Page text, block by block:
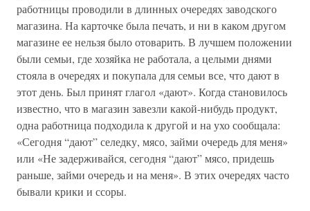
работницы проводили в длинных очередях заводского
магазина. На карточке была печать, и ни в каком другом
магазине ее нельзя было отоварить. В лучшем положении
были семьи, где хозяйка не работала, а целыми днями
стояла в очередях и покупала для семьи все, что дают в
этот день. Был принят глагол «дают». Когда становилось
известно, что в магазин завезли какой-нибудь продукт,
одна работница подходила к другой и на ухо сообщала:
«Сегодня “дают” селедку, мясо, займи очередь для меня»
или «Не задерживайся, сегодня “дают” мясо, придешь
раньше, займи очередь и на меня». В этих очередях часто
бывали крики и ссоры.